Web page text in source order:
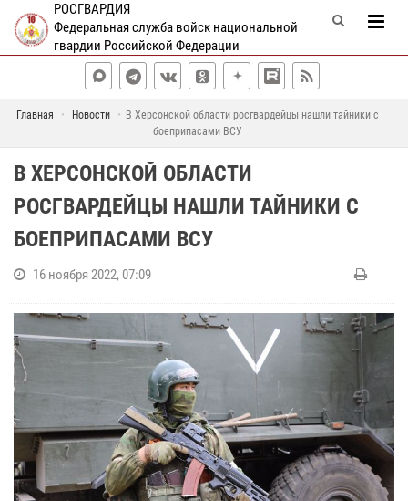
РОСГВАРДИЯ
Федеральная служба войск национальной
гвардии Российской Федерации
Главная Новости
В Херсонской области росгвардейцы нашли тайники с
боеприпасами ВСУ
В ХЕРСОНСКОЙ ОБЛАСТИ
РОСГВАРДЕЙЦЫ НАШЛИ ТАЙНИКИ С
БОЕПРИПАСАМИ ВСУ
16 ноября 2022, 07:09